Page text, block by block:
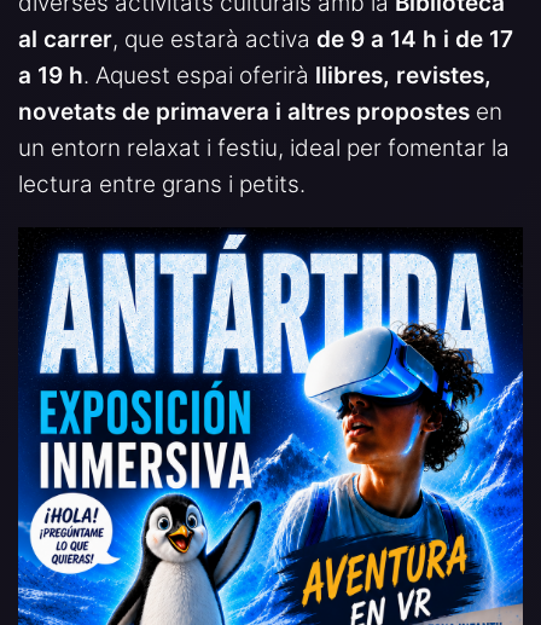
al carrer, que estarà activa de 9 a 14 h i de 17
a 19 h. Aquest espai oferirà llibres, revistes,
novetats de primavera i altres propostes en
un entorn relaxat i festiu, ideal per fomentar la
lectura entre grans i petits.